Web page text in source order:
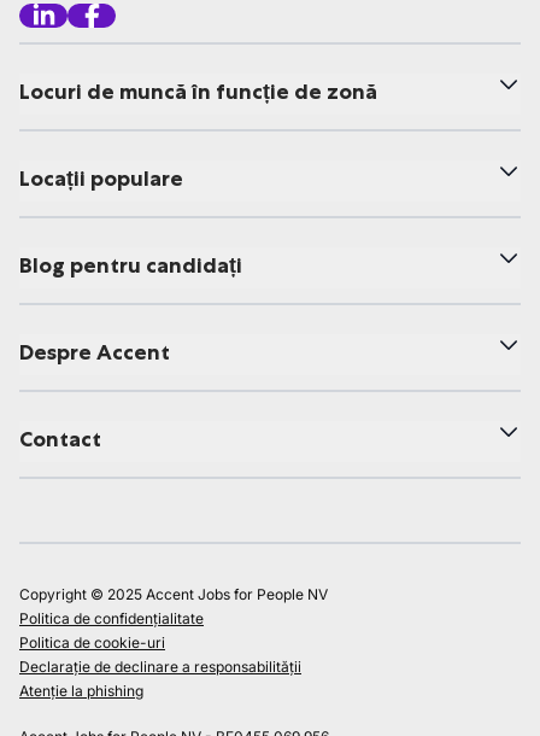
Locuri de muncă în funcție de zonă
Locații populare
Blog pentru candidați
Despre Accent
Contact
Copyright © 2025 Accent Jobs for People NV
Politica de confidențialitate
Politica de cookie-uri
Declarație de declinare a responsabilității
Atenție la phishing